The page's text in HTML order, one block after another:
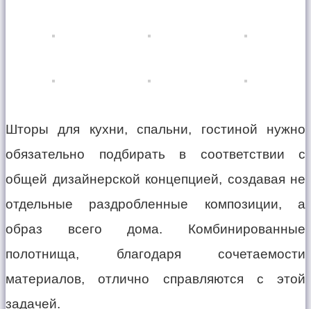
Шторы для кухни, спальни, гостиной нужно
обязательно подбирать в соответствии с
общей дизайнерской концепцией, создавая не
отдельные раздробленные композиции, а
образ всего дома. Комбинированные
полотнища, благодаря сочетаемости
материалов, отлично справляются с этой
задачей.